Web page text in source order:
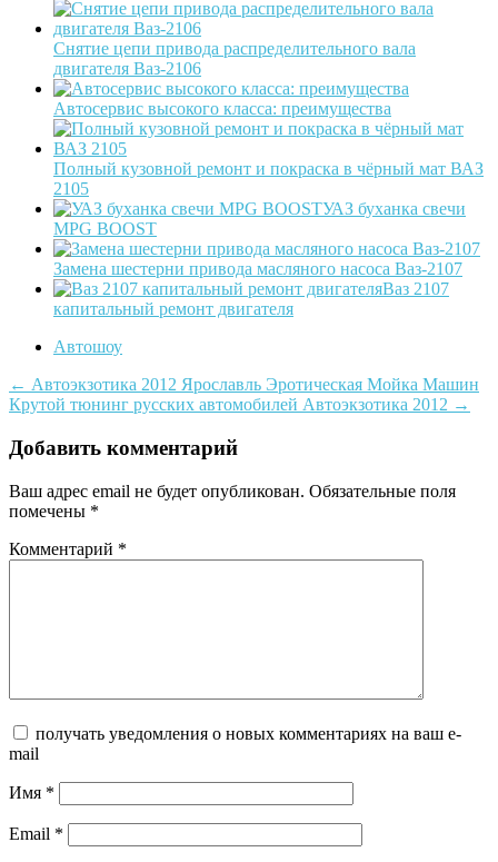
Снятие цепи привода распределительного вала
двигателя Ваз-2106
Автосервис высокого класса: преимущества
Полный кузовной ремонт и покраска в чёрный мат ВАЗ
2105
УАЗ буханка свечи
MPG BOOST
Замена шестерни привода масляного насоса Ваз-2107
Ваз 2107
капитальный ремонт двигателя
Автошоу
Post
navigation
← Автоэкзотика 2012 Ярославль Эротическая Мойка Машин
Крутой тюнинг русских автомобилей Автоэкзотика 2012 →
Добавить комментарий
Ваш адрес email не будет опубликован. Обязательные поля
помечены *
Комментарий *
получать уведомления о новых комментариях на ваш e-
mail
Имя *
Email *